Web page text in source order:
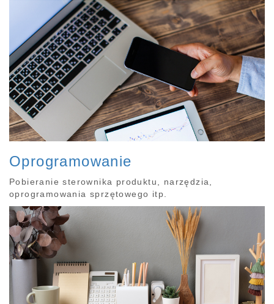
Oprogramowanie
Pobieranie sterownika produktu, narzędzia,
oprogramowania sprzętowego itp.